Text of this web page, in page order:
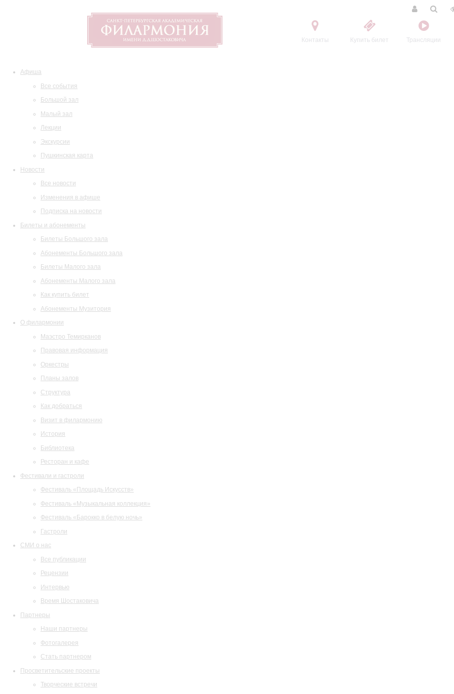
Контакты Купить билет Трансляции
Афиша
Все события
Большой зал
Малый зал
Лекции
Экскурсии
Пушкинская карта
Новости
Все новости
Изменения в афише
Подписка на новости
Билеты и абонементы
Билеты Большого зала
Абонементы Большого зала
Билеты Малого зала
Абонементы Малого зала
Как купить билет
Абонементы Музитория
О филармонии
Маэстро Темирканов
Правовая информация
Оркестры
Планы залов
Структура
Как добраться
Визит в филармонию
История
Библиотека
Ресторан и кафе
Фестивали и гастроли
Фестиваль «Площадь Искусств»
Фестиваль «Музыкальная коллекция»
Фестиваль «Барокко в белую ночь»
Гастроли
СМИ о нас
Все публикации
Рецензии
Интервью
Время Шостаковича
Партнеры
Наши партнеры
Фотогалерея
Стать партнером
Просветительские проекты
Творческие встречи